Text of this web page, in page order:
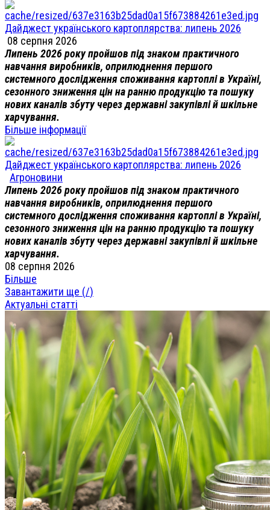
Дайджест українського картоплярства: липень 2026
08 серпня 2026
Липень 2026 року пройшов під знаком практичного
навчання виробників, оприлюднення першого
системного дослідження споживання картоплі в Україні,
сезонного зниження цін на ранню продукцію та пошуку
нових каналів збуту через державні закупівлі й шкільне
харчування.
Більше інформації
Дайджест українського картоплярства: липень 2026
Агроновини
Липень 2026 року пройшов під знаком практичного
навчання виробників, оприлюднення першого
системного дослідження споживання картоплі в Україні,
сезонного зниження цін на ранню продукцію та пошуку
нових каналів збуту через державні закупівлі й шкільне
харчування.
08 серпня 2026
Більше
Завантажити ще (/)
Актуальні статті